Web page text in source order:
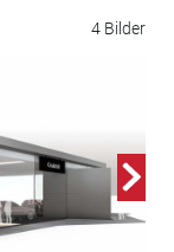
4 Bilder